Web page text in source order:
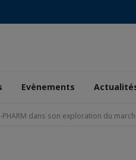
Evènements
PHARM dans son exploration du